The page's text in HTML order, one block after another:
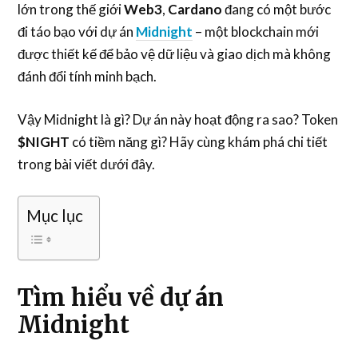
lớn trong thế giớiWeb3, Cardanođang có một bước
đi táo bạo với dự án Midnight – một blockchain mới
được thiết kế để bảo vệ dữ liệu và giao dịch mà không
đánh đổi tính minh bạch.
Vậy Midnight là gì? Dự án này hoạt động ra sao? Token
$NIGHT có tiềm năng gì? Hãy cùng khám phá chi tiết
trong bài viết dưới đây.
Mục lục
Tìm hiểu về dự án
Midnight